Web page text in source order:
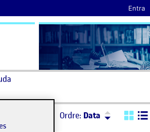
Entra
Ordre: Data Ordre: Descendent